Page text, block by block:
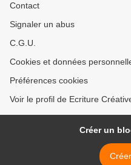
Contact
Signaler un abus
C.G.U.
Cookies et données
Préférences cookies
Voir le profil de Ecriture
Créer un